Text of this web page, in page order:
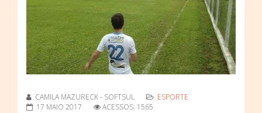
CAMILA MAZURECK - SOFTSUL
ESPORTE
17 MAIO 2017
ACESSOS: 1565